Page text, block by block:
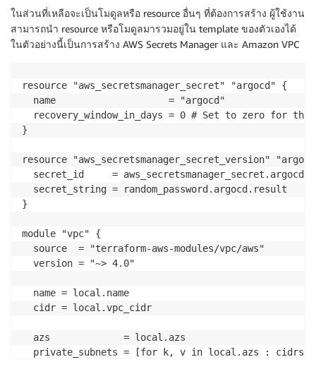
    values = [
        name  = "serviceAccount.create"
        value = "false"
    ]
  }
argocd_manage_add_ons = true
    addons = {
      path               = "chart"
repo_url           = "https://github.com/
      add_on_application = true
workloads
= {
      path               = "envs/dev"
repo_url           = "https://github.com/
  }
  enable_amazon_eks_aws_ebs_csi_driver = true
  enable_aws_for_fluentbit             = true
ในส่วนที่เหลือจะเป็นโมดูลหรือ resource อื่นๆ ที่ต้องการสร้าง ผู้ใช้งาน
สามารถนำ resource หรือโมดูลมารวมอยู่ใน template ของตัวเองได้
ในตัวอย่างนี้เป็นการสร้าง AWS Secrets Manager และ Amazon VPC
resource "aws_secretsmanager_secret" "argocd" {
  name                    = "argocd"
recovery_window_in_days = 0 # Set to zero for
}
resource "aws_secretsmanager_secret_version"
secret_id     =
  secret_string = random_password.argocd.result
}
module "vpc" {
  source  = "terraform-aws-modules/vpc/aws"
  version = "~> 4.0"
  name = local.name
  cidr = local.vpc_cidr
  azs             = local.azs
private_subnets = [for k, v in local.azs :